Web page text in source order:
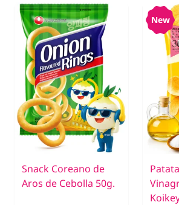
Snack Coreano de
Aros de Cebolla 50g.
New